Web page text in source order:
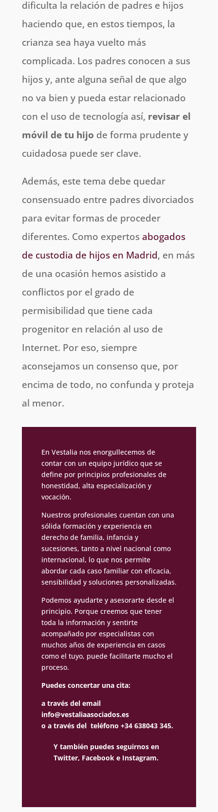
dificulta la relación de padres e hijos
haciendo que, en estos tiempos, la
crianza sea haya vuelto más
complicada. Los padres conocen a sus
hijos y, ante alguna señal de que algo
no va bien y pueda estar relacionado
con el uso de tecnología así, revisar el
móvil de tu hijo de forma prudente y
cuidadosa puede ser clave.
Además, este tema debe quedar
consensuado entre padres divorciados
para evitar formas de proceder
diferentes. Como expertos abogados
de custodia de hijos en Madrid, en más
de una ocasión hemos asistido a
conflictos por el grado de
permisibilidad que tiene cada
progenitor en relación al uso de
Internet. Por eso, siempre
aconsejamos un consenso que, por
encima de todo, no confunda y proteja
al menor.
En Vestalia nos enorgullecemos de
contar con un equipo jurídico que se
define por principios profesionales de
honestidad, alta especialización y
vocación.
Nuestros profesionales cuentan con una
sólida formación y experiencia en
derecho de familia, infancia y
sucesiones, tanto a nivel nacional como
internacional, lo que nos permite
abordar cada caso familiar con eficacia,
sensibilidad y soluciones personalizadas.
Podemos ayudarte y asesorarte desde el
principio. Porque creemos que tener
toda la información y sentirte
acompañado por especialistas con
muchos años de experiencia en casos
como el tuyo, puede facilitarte mucho el
proceso.
Puedes concertar una cita:
a través del email
info@vestaliaasociados.es
o a través del teléfono +34 638043 345.
Y también puedes seguirnos en
Twitter, Facebook e Instagram.